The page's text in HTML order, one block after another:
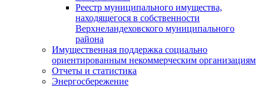
Реестр муниципального имущества,
находящегося в собственности
Верхнеландеховского муниципального
района
Имущественная поддержка социально
ориентированным некоммерческим организациям
Отчеты и статистика
Энергосбережение